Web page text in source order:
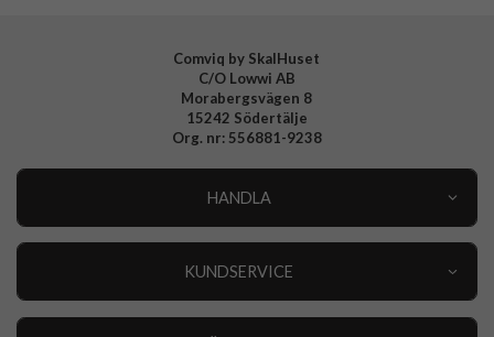
Comviq by SkalHuset
C/O Lowwi AB
Morabergsvägen 8
15242 Södertälje
Org. nr: 556881-9238
HANDLA
KUNDSERVICE